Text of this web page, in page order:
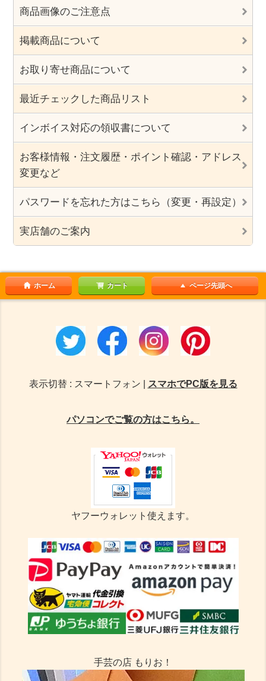
商品画像のご注意点
掲載商品について
お取り寄せ商品について
最近チェックした商品リスト
インボイス対応の領収書について
お客様情報・注文履歴・ポイント確認・アドレス
変更など
パスワードを忘れた方はこちら（変更・再設定）
実店舗のご案内
ホーム カート ページ先頭へ
表示切替 : スマートフォン | スマホでPC版を見る
パソコンでご覧の方はこちら。
ヤフーウォレット使えます。
手芸の店 もりお！